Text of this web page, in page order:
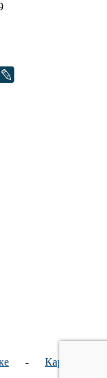
- Карта